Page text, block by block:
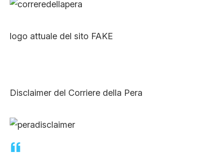
logo attuale del sito FAKE
Disclaimer del Corriere della Pera